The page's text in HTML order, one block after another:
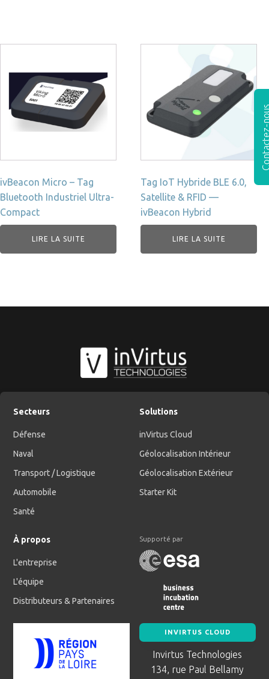
ivBeacon Micro – Tag
Bluetooth Industriel Ultra-
Compact
LIRE LA SUITE
Tag IoT Hybride BLE 6.0,
Satellite & RFID —
ivBeacon Hybrid
LIRE LA SUITE
Secteurs
Défense
Naval
Transport / Logistique
Automobile
Santé
Solutions
inVirtus Cloud
Géolocalisation Intérieur
Géolocalisation Extérieur
Starter Kit
À propos
L'entreprise
L'équipe
Distributeurs & Partenaires
Supporté par
INVIRTUS CLOUD
Invirtus Technologies
134, rue Paul Bellamy